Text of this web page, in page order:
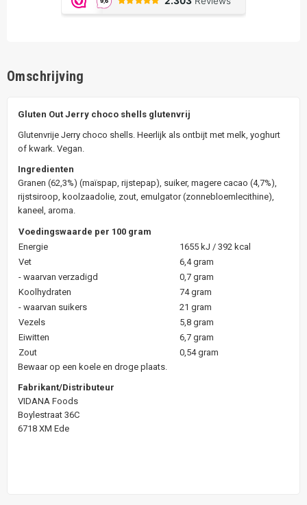
Omschrijving
Gluten Out Jerry choco shells glutenvrij
Glutenvrije Jerry choco shells. Heerlijk als ontbijt met melk, yoghurt
of kwark. Vegan.
Ingredienten
Granen (62,3%) (maïspap, rijstepap), suiker, magere cacao (4,7%),
rijstsiroop, koolzaadolie, zout, emulgator (zonnebloemlecithine),
kaneel, aroma.
Voedingswaarde per 100 gram
Energie
1655 kJ / 392 kcal
Vet
6,4 gram
- waarvan verzadigd
0,7 gram
Koolhydraten
74 gram
- waarvan suikers
21 gram
Vezels
5,8 gram
Eiwitten
6,7 gram
Zout
0,54 gram
Bewaar op een koele en droge plaats.
Fabrikant/Distributeur
VIDANA Foods
Boylestraat 36C
6718 XM Ede